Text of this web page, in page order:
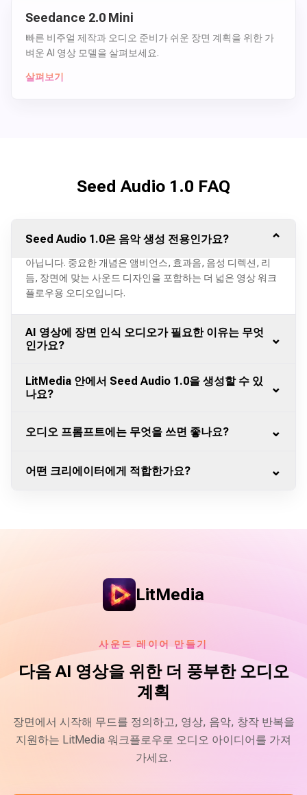
Seedance 2.0 Mini
빠른 비주얼 제작과 오디오 준비가 쉬운 장면 계획을 위한 가
벼운 AI 영상 모델을 살펴보세요.
살펴보기
Seed Audio 1.0 FAQ
Seed Audio 1.0은 음악 생성 전용인가요? ⌄
아닙니다. 중요한 개념은 앰비언스, 효과음, 음성 디렉션, 리
듬, 장면에 맞는 사운드 디자인을 포함하는 더 넓은 영상 워크
플로우용 오디오입니다.
AI 영상에 장면 인식 오디오가 필요한 이유는 무엇
인가요?
⌄
LitMedia 안에서 Seed Audio 1.0을 생성할 수 있
나요?
⌄
오디오 프롬프트에는 무엇을 쓰면 좋나요? ⌄
어떤 크리에이터에게 적합한가요? ⌄
LitMedia
사운드 레이어 만들기
다음 AI 영상을 위한 더 풍부한 오디오
계획
장면에서 시작해 무드를 정의하고, 영상, 음악, 창작 반복을
지원하는 LitMedia 워크플로우로 오디오 아이디어를 가져
가세요.